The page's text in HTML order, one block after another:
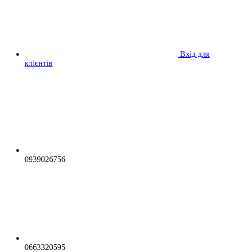
Вхід для
клієнтів
0939026756
0663320595